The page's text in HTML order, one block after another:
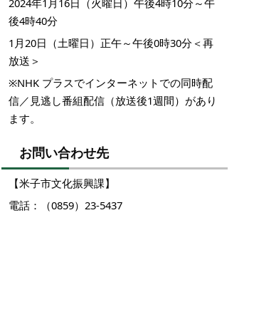
2024年1月16日（火曜日）午後4時10分～午
後4時40分
1月20日（土曜日）正午～午後0時30分＜再
放送＞
※NHK プラスでインターネットでの同時配
信／見逃し番組配信（放送後1週間）があり
ます。
お問い合わせ先
【米子市文化振興課】
電話：（0859）23-5437